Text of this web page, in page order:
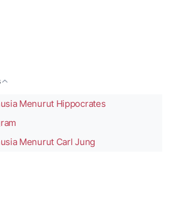
Menurut Hippocrates
Menurut Carl Jung